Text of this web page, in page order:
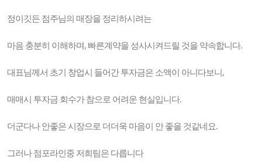
정이깃든 점주님의 매장을 정리하시려는
마음 충분히 이해하며, 빠른계약을 성사시켜드릴 것을 약속합니다.
대표님께서 초기 창업시 들어간 투자금은 소액이 아니다보니,
매매시 투자금 회수가 참으로 어려운 현실입니다.
더군다나 안좋은 시장으로 더더욱 마음이 안 좋을 것같네요.
그러나 점포라인중 저희팀은 다릅니다